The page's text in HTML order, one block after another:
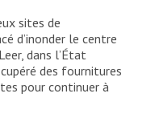
sites de
d’inonder le centre
dans l’État
des fournitures
pour continuer à